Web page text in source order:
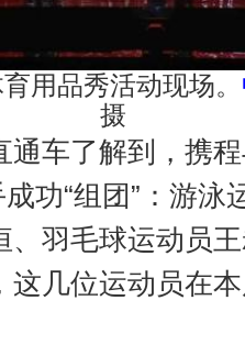
用品秀活动现场。
摄
通车了解到，携
成功“组团”：游泳
、羽毛球运动员
这几位运动员在